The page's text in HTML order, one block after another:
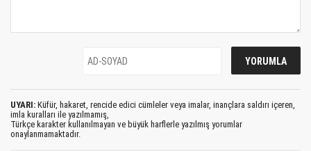
UYARI: Küfür, hakaret, rencide edici cümleler veya imalar, inançlara saldırı içeren,
imla kuralları ile yazılmamış,
Türkçe karakter kullanılmayan ve büyük harflerle yazılmış yorumlar
onaylanmamaktadır.